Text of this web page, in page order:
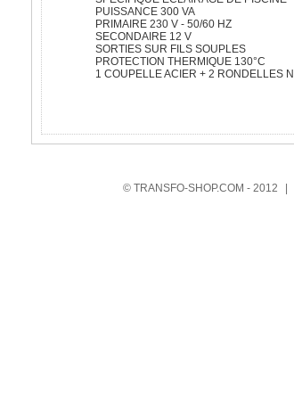
PUISSANCE 300 VA
PRIMAIRE 230 V - 50/60 HZ
SECONDAIRE 12 V
SORTIES SUR FILS SOUPLES
PROTECTION THERMIQUE 130°C
1 COUPELLE ACIER + 2 RONDELLES
© TRANSFO-SHOP.COM - 2012